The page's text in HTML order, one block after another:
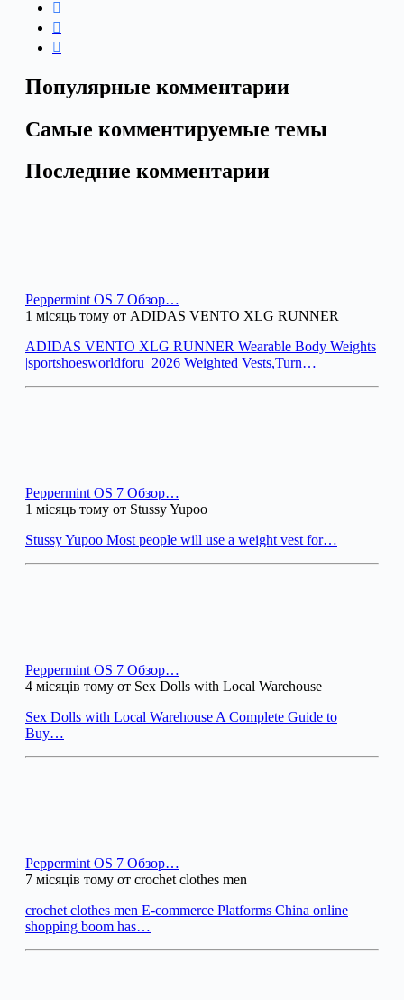
Популярные комментарии
Самые комментируемые темы
Последние комментарии
Peppermint OS 7 Обзор…
1 місяць тому от ADIDAS VENTO XLG RUNNER
ADIDAS VENTO XLG RUNNER Wearable Body Weights
|sportshoesworldforu_2026 Weighted Vests,Turn…
Peppermint OS 7 Обзор…
1 місяць тому от Stussy Yupoo
Stussy Yupoo Most people will use a weight vest for…
Peppermint OS 7 Обзор…
4 місяців тому от Sex Dolls with Local Warehouse
Sex Dolls with Local Warehouse A Complete Guide to
Buy…
Peppermint OS 7 Обзор…
7 місяців тому от crochet clothes men
crochet clothes men E-commerce Platforms China online
shopping boom has…